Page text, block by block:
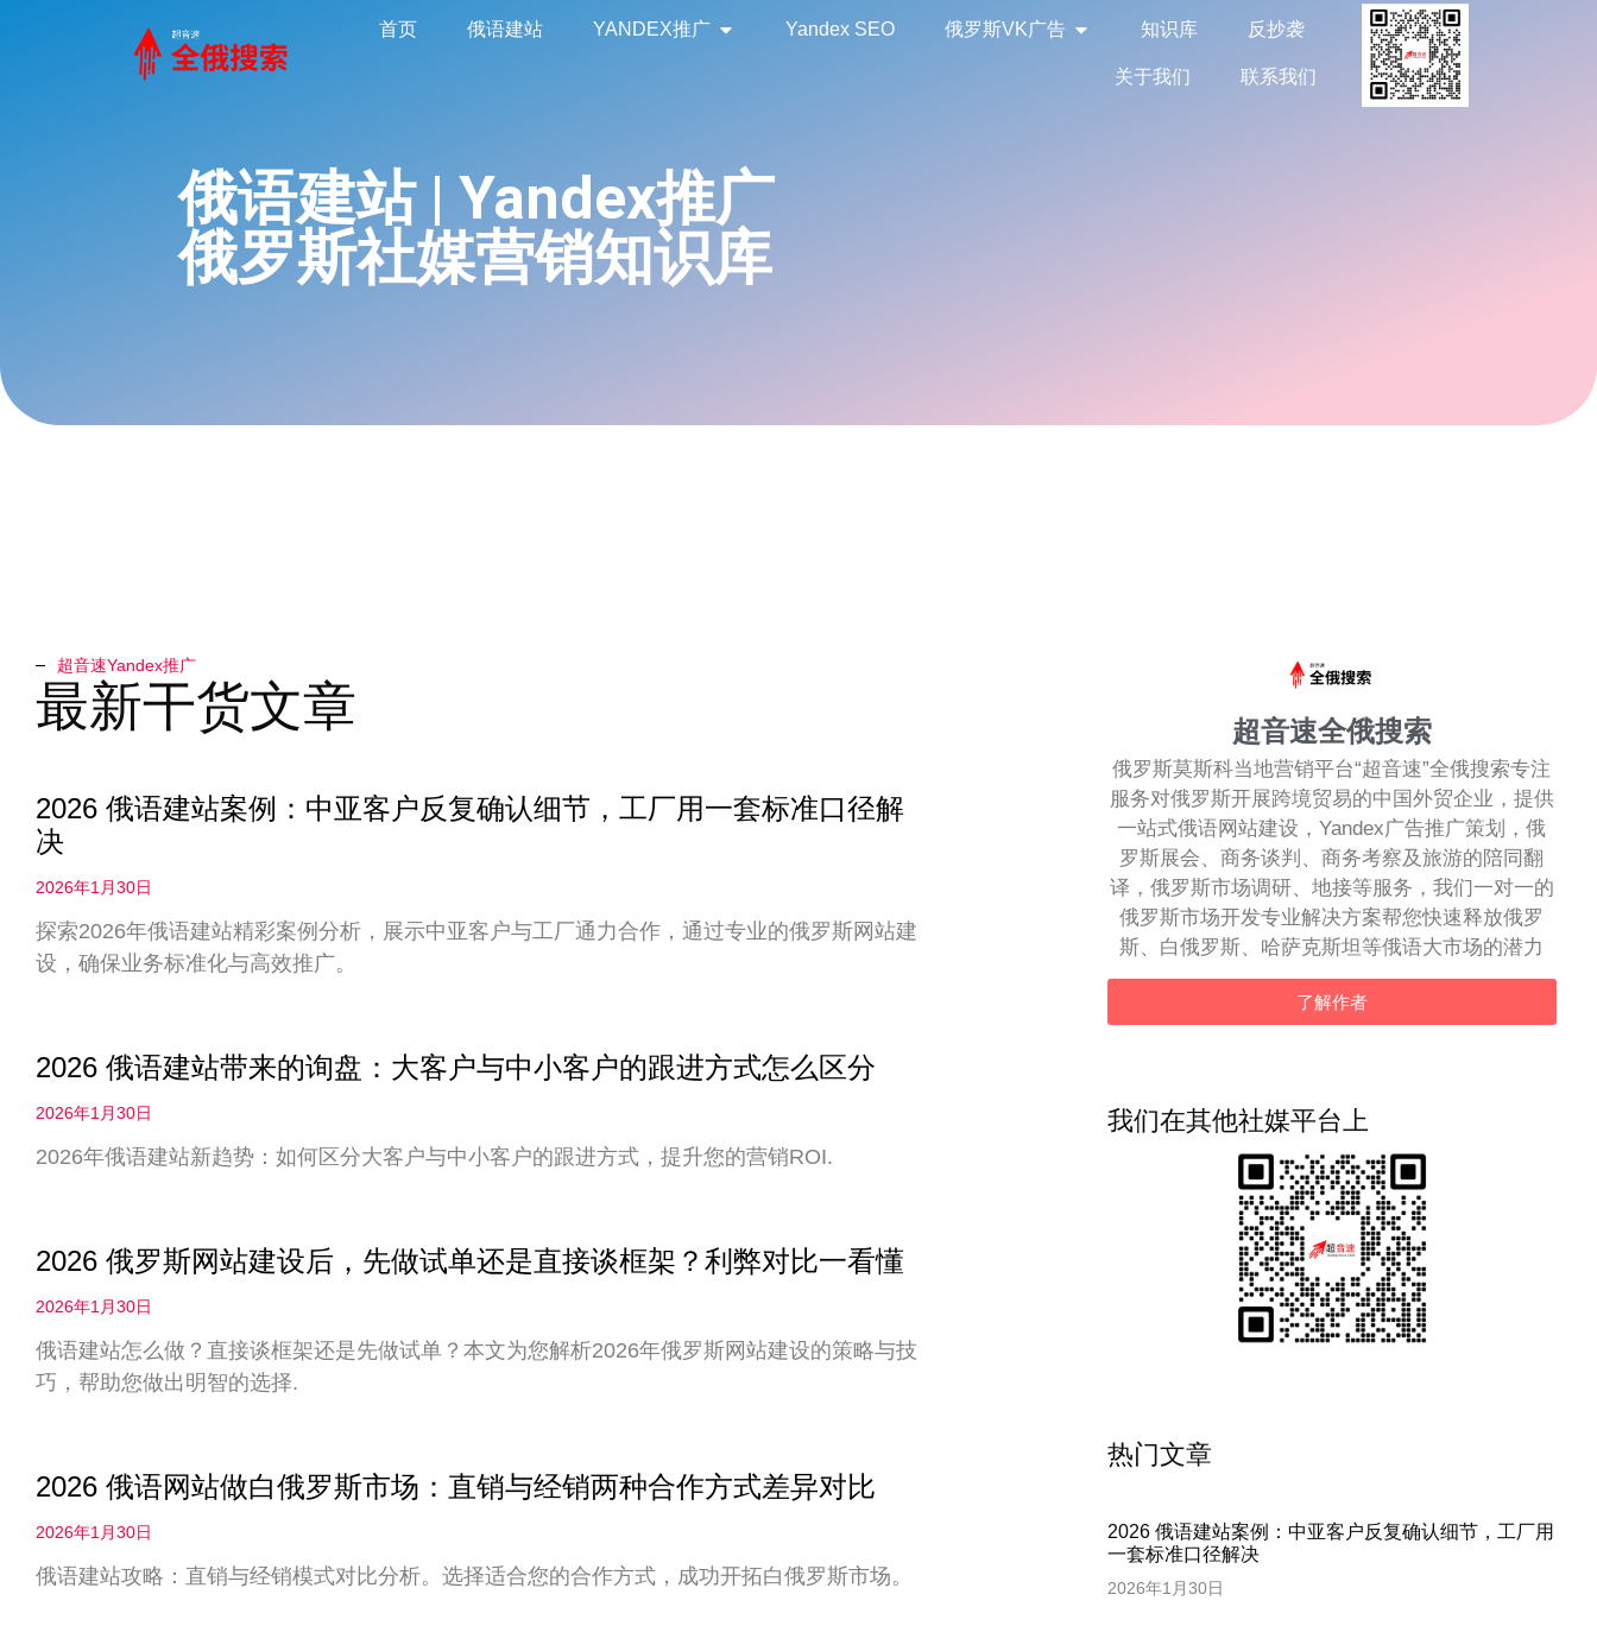
首页 俄语建站 YANDEX推广 Yandex SEO 俄罗斯VK广告 知识库 反抄袭
关于我们 联系我们
俄语建站 | Yandex推广
俄罗斯社媒营销知识库
超音速Yandex推广​
最新干货文章
2026 俄语建站案例：中亚客户反复确认细节，工厂用一套标准口径解
决
2026年1月30日
探索2026年俄语建站精彩案例分析，展示中亚客户与工厂通力合作，通过专业的俄罗斯网站建
设，确保业务标准化与高效推广。
2026 俄语建站带来的询盘：大客户与中小客户的跟进方式怎么区分
2026年1月30日
2026年俄语建站新趋势：如何区分大客户与中小客户的跟进方式，提升您的营销ROI.
2026 俄罗斯网站建设后，先做试单还是直接谈框架？利弊对比一看懂
2026年1月30日
俄语建站怎么做？直接谈框架还是先做试单？本文为您解析2026年俄罗斯网站建设的策略与技
巧，帮助您做出明智的选择.
2026 俄语网站做白俄罗斯市场：直销与经销两种合作方式差异对比
2026年1月30日
俄语建站攻略：直销与经销模式对比分析。选择适合您的合作方式，成功开拓白俄罗斯市场。
超音速全俄搜索
俄罗斯莫斯科当地营销平台“超音速”全俄搜索专注
服务对俄罗斯开展跨境贸易的中国外贸企业，提供
一站式俄语网站建设，Yandex广告推广策划，俄
罗斯展会、商务谈判、商务考察及旅游的陪同翻
译，俄罗斯市场调研、地接等服务，我们一对一的
俄罗斯市场开发专业解决方案帮您快速释放俄罗
斯、白俄罗斯、哈萨克斯坦等俄语大市场的潜力
了解作者
我们在其他社媒平台上
热门文章
2026 俄语建站案例：中亚客户反复确认细节，工厂用
一套标准口径解决
2026年1月30日